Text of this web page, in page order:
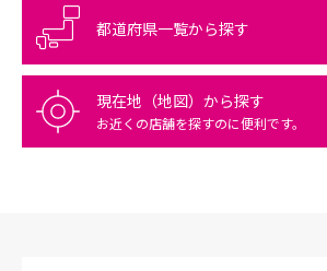
都道府県一覧から探す
現在地（地図）から探す
お近くの店舗を探すのに便利です。